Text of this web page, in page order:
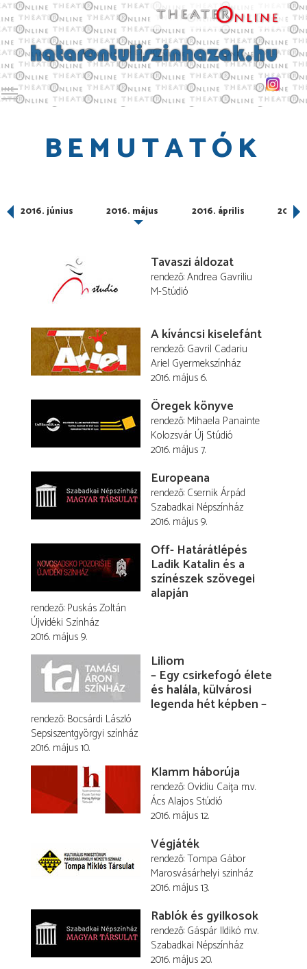
Toggle main menu visibility
BEMUTATÓK
2016. június 2016. május 2016. április 2016.
Tavaszi áldozat
rendező Andrea Gavriliu
M-Stúdió
A kíváncsi kiselefánt
rendező Gavril Cadariu
Ariel Gyermekszínház
2016. május 6.
Öregek könyve
rendező Mihaela Panainte
Kolozsvár Új Stúdió
2016. május 7.
Europeana
rendező Csernik Árpád
Szabadkai Népszínház
2016. május 9.
Off- Határátlépés
Ladik Katalin és a
színészek szövegei
alapján
rendező Puskás Zoltán
Újvidéki Színház
2016. május 9.
Liliom
– Egy csirkefogó élete
és halála, külvárosi
legenda hét képben –
rendező Bocsárdi László
Sepsiszentgyörgyi színház
2016. május 10.
Klamm háborúja
rendező Ovidiu Caiţa m.v.
Ács Alajos Stúdió
2016. május 12.
Végjáték
rendező Tompa Gábor
Marosvásárhelyi szinház
2016. május 13.
Rablók és gyilkosok
rendező Gáspár Ildikó m.v.
Szabadkai Népszínház
2016. május 20.